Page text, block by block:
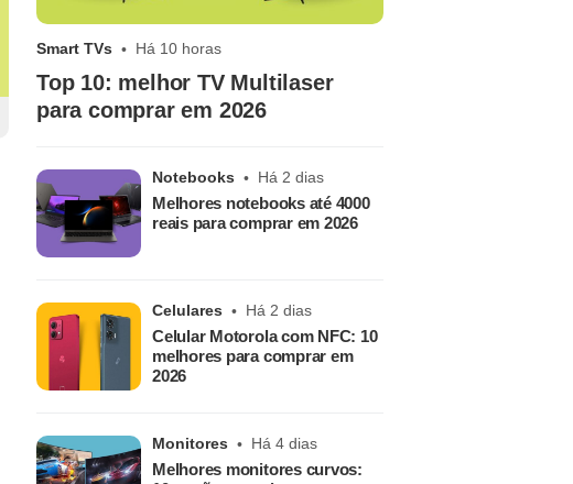
Smart TVs Há 10 horas
Top 10: melhor TV Multilaser
para comprar em 2026
Notebooks Há 2 dias
Melhores notebooks até 4000
reais para comprar em 2026
Celulares Há 2 dias
Celular Motorola com NFC: 10
melhores para comprar em
2026
Monitores Há 4 dias
Melhores monitores curvos: